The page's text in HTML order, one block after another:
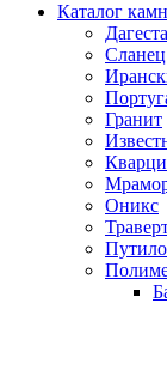
Каталог
Сланец
Гранит
Оникс